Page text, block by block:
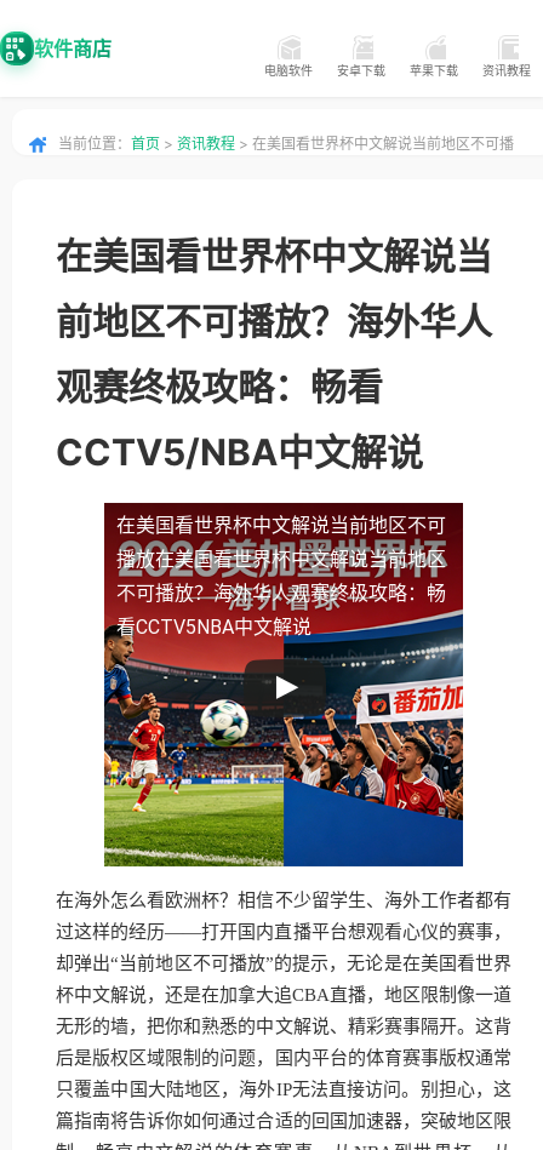
软件商店
电脑软件 安卓下载 苹果下载 资讯教程
当前位置： 首页 > 资讯教程 > 在美国看世界杯中文解说当前地区不可播
在美国看世界杯中文解说当
前地区不可播放？海外华人
观赛终极攻略：畅看
CCTV5/NBA中文解说
在美国看世界杯中文解说当前地区不可
播放在美国看世界杯中文解说当前地区
不可播放？海外华人观赛终极攻略：畅
看CCTV5NBA中文解说
在海外怎么看欧洲杯？相信不少留学生、海外工作者都有
过这样的经历——打开国内直播平台想观看心仪的赛事，
却弹出“当前地区不可播放”的提示，无论是在美国看世界
杯中文解说，还是在加拿大追CBA直播，地区限制像一道
无形的墙，把你和熟悉的中文解说、精彩赛事隔开。这背
后是版权区域限制的问题，国内平台的体育赛事版权通常
只覆盖中国大陆地区，海外IP无法直接访问。别担心，这
篇指南将告诉你如何通过合适的回国加速器，突破地区限